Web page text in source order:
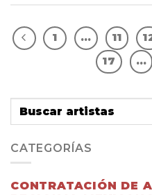
1 … 11
17
…
CATEGORÍAS
CONTRATACIÓN DE